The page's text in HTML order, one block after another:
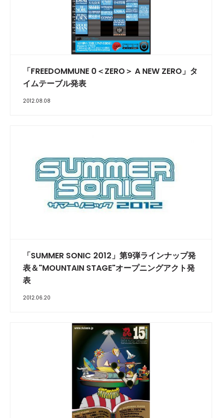
「FREEDOMMUNE 0＜ZERO＞ A NEW ZERO」タ
イムテーブル発表
2012.08.08
「SUMMER SONIC 2012」第9弾ラインナップ発
表＆"MOUNTAIN STAGE"オープニングアクト発
表
2012.06.20